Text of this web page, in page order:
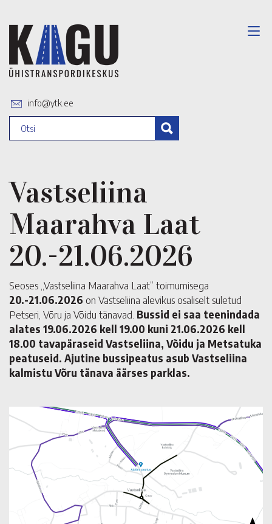
info@ytk.ee
Vastseliina
Maarahva Laat
20.-21.06.2026
Seoses „Vastseliina Maarahva Laat“ toimumisega
20.-21.06.2026 on Vastseliina alevikus osaliselt suletud
Petseri, Võru ja Võidu tänavad. Bussid ei saa teenindada
alates 19.06.2026 kell 19.00 kuni 21.06.2026 kell
18.00 tavapäraseid Vastseliina, Võidu ja Metsatuka
peatuseid. Ajutine bussipeatus asub Vastseliina
kalmistu Võru tänava äärses parklas.